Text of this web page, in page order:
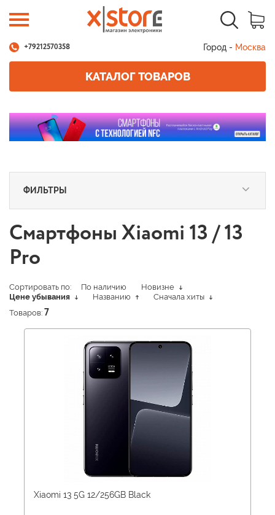
+79212570358 Город - Москва
КАТАЛОГ ТОВАРОВ
ФИЛЬТРЫ
Смартфоны Xiaomi 13 / 13
Pro
Сортировать по: По наличию
Новизне
Цене убывания
Названию
Сначала хиты
Товаров: 7
Xiaomi 13 5G 12/256GB Black